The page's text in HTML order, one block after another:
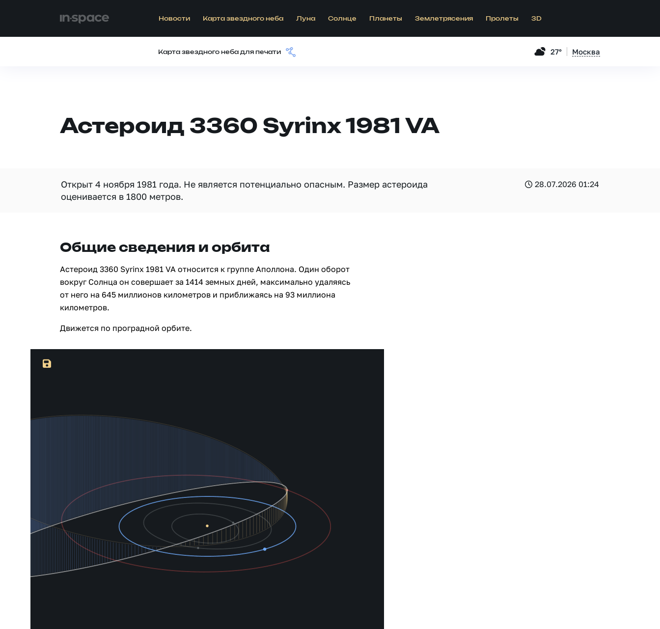
Новости Карта звездного неба Луна Солнце Планеты Землетрясения Пролеты 3D
Карта звездного неба для печати 27° Москва
Астероид 3360 Syrinx 1981 VA
Открыт 4 ноября 1981 года. Не является потенциально опасным. Размер астероида
оценивается в 1800 метров.
28.07.2026 01:24
Общие сведения и орбита
Астероид 3360 Syrinx 1981 VA относится к группе Аполлона. Один оборот
вокруг Солнца он совершает за 1414 земных дней, максимально удаляясь
от него на 645 миллионов километров и приближаясь на 93 миллиона
километров.
Движется по проградной орбите.